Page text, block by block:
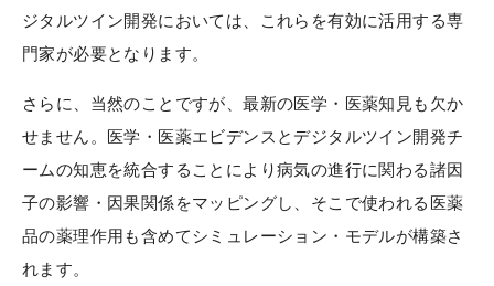
ジタルツイン開発においては、これらを有効に活用する専
門家が必要となります。
さらに、当然のことですが、最新の医学・医薬知見も欠か
せません。医学・医薬エビデンスとデジタルツイン開発チ
ームの知恵を統合することにより病気の進行に関わる諸因
子の影響・因果関係をマッピングし、そこで使われる医薬
品の薬理作用も含めてシミュレーション・モデルが構築さ
れます。